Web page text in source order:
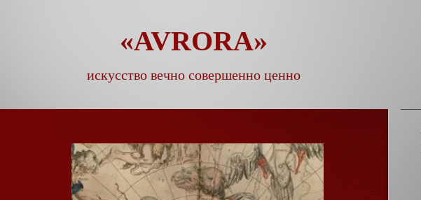
«AVRORA»
искусство вечно совершенно ценно